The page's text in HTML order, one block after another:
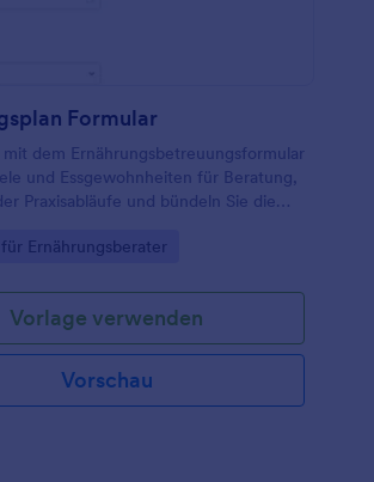
Formular
mit dem Ernährungsbetreuungsformular
und Essgewohnheiten für Beratung,
Praxisabläufe und bündeln Sie die
jeder Formularantwort.
Ernährungsberater
Vorlage verwenden
Vorschau